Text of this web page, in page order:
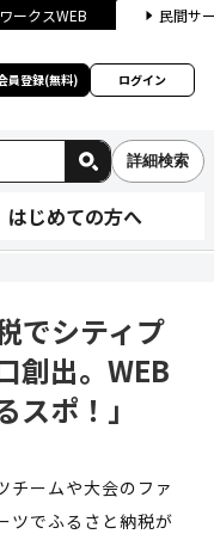
ークスWEB 民間サ
員登録(無料) ログイン
詳細検索
はじめての方へ
でシティプ
創出。WEB
ポ！」
ームや大会のファ
ツでふるさと納税が